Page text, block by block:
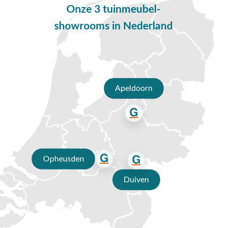
Onze 3 tuinmeubel-
showrooms in Nederland
Apeldoorn
Opheusden
Duiven